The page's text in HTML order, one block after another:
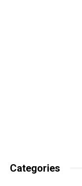
Categories